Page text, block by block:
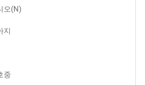
오(N)
지
중